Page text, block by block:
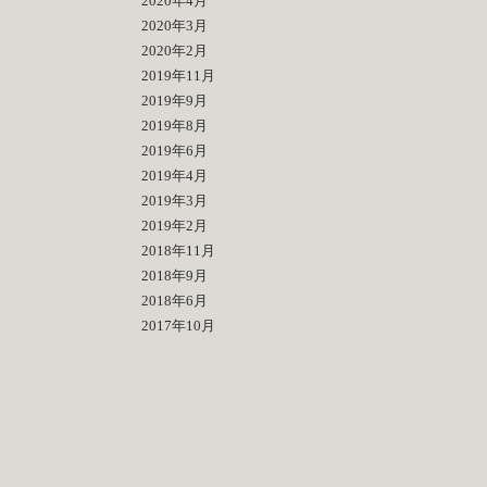
2020年3月
2020年2月
2019年11月
2019年9月
2019年8月
2019年6月
2019年4月
2019年3月
2019年2月
2018年11月
2018年9月
2018年6月
2017年10月